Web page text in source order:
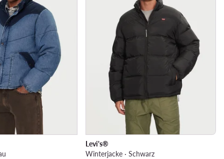
Levi's®
Winterjacke · Schwarz